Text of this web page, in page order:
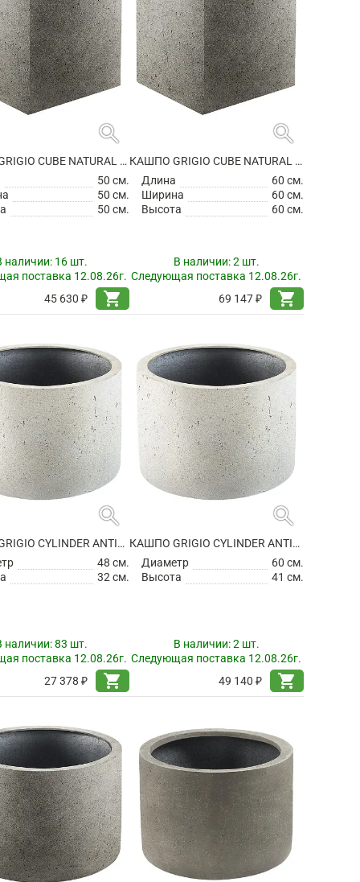
search
КАШПО GRIGIO CUBE NATURAL CONCRETE
50 см.
50 см.
50 см.
наличии: 16 шт.
поставка 12.08.26г.
45 630 ₽
shopping_cart
search
КАШПО GRIGIO CUBE NATURAL CONCRETE
Длина
60 см.
Ширина
60 см.
Высота
60 см.
В наличии:2 шт.
Следующая поставка 12.08.26г.
69 147 ₽
shopping_cart
search
КАШПО GRIGIO CYLINDER ANTIQUE WHITE
48 см.
32 см.
наличии:83 шт.
поставка 12.08.26г.
27 378 ₽
shopping_cart
search
КАШПО GRIGIO CYLINDER ANTIQUE WHITE
Диаметр
60 см.
Высота
41 см.
В наличии:2 шт.
Следующая поставка 12.08.26г.
49 140 ₽
shopping_cart